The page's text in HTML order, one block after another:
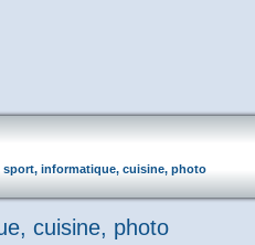
sport, informatique, cuisine, photo
cuisine, photo